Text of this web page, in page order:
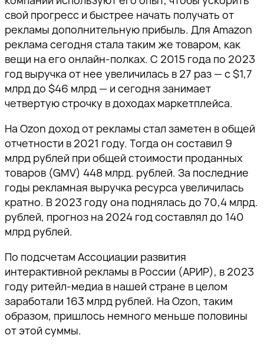
свой прогресс и быстрее начать получать от
рекламы дополнительную прибыль. Для Amazon
реклама сегодня стала таким же товаром, как
вещи на его онлайн-полках. С 2015 года по 2023
год выручка от нее увеличилась в 27 раз — с $1,7
млрд до $46 млрд — и сегодня занимает
четвертую строчку в доходах маркетплейса.
На Ozon доход от рекламы стал заметен в общей
отчетности в 2021 году. Тогда он составил 9
млрд рублей при общей стоимости проданных
товаров (GMV) 448 млрд. рублей. За последние
годы рекламная выручка ресурса увеличилась
кратно. В 2023 году она поднялась до 70,4 млрд.
рублей, прогноз на 2024 год составлял до 140
млрд рублей.
По подсчетам Ассоциации развития
интерактивной рекламы в России (АРИР), в 2023
году ритейл-медиа в нашей стране в целом
заработали 163 млрд рублей. На Ozon, таким
образом, пришлось немного меньше половины
от этой суммы.